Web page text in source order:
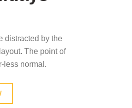
distracted by the
The point of
less normal.